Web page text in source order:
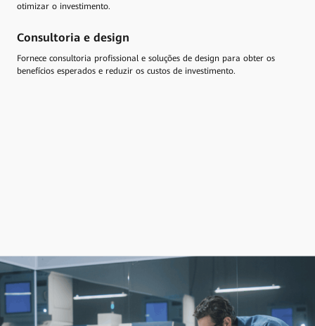
otimizar o investimento.
Consultoria e design
Fornece consultoria profissional e soluções de design para obter os
benefícios esperados e reduzir os custos de investimento.